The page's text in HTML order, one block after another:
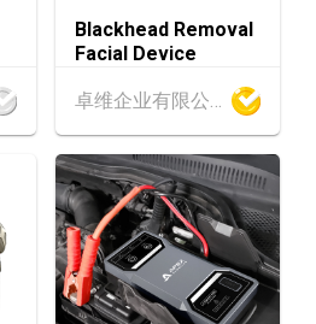
- 05.09.2026
2026 (香港会议展览中心)
- 05.09.2026
港钟表展 2026 (香港会议展览中
- 05.09.2026
汇展 2026 (香港会议展览中心)
Blackhead Removal
Facial Device